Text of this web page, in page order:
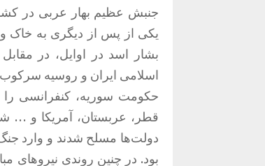
جنبش عظیم بهار عربی در
یکی از پس از دیگری به خاک
بشار اسد در اوایل، در
اسلامی ایران و روسیه
حکومت سوریه، کنفرانسی را
قطر، عربستان، آمریکا و …
دولت‌ها مسلح شدند و وارد
بود. در چنین روندی نیروهای